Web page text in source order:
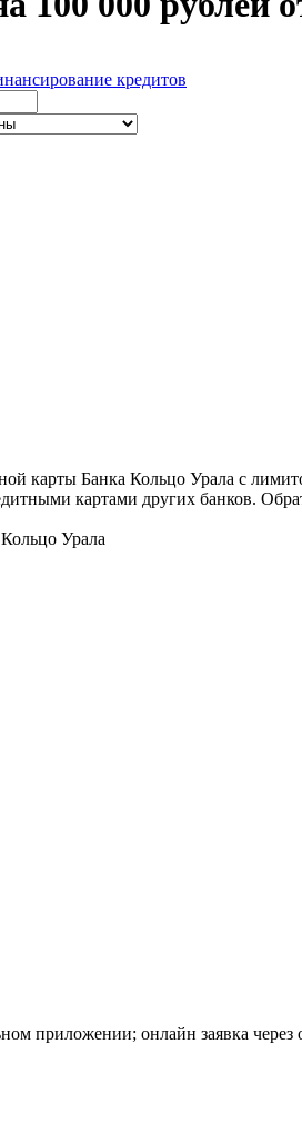
кредитов
карты Банка Кольцо Урала с
картами других банков.
Урала
приложении; онлайн заявка